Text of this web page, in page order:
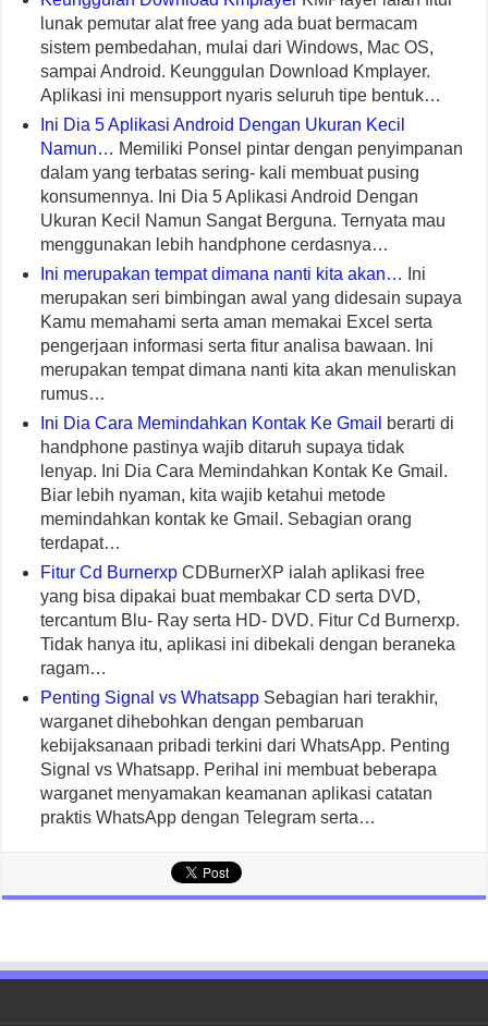
lunak pemutar alat free yang ada buat bermacam
sistem pembedahan, mulai dari Windows, Mac OS,
sampai Android. Keunggulan Download Kmplayer.
Aplikasi ini mensupport nyaris seluruh tipe bentuk…
Ini Dia 5 Aplikasi Android Dengan Ukuran Kecil
Namun… Memiliki Ponsel pintar dengan penyimpanan
dalam yang terbatas sering- kali membuat pusing
konsumennya. Ini Dia 5 Aplikasi Android Dengan
Ukuran Kecil Namun Sangat Berguna. Ternyata mau
menggunakan lebih handphone cerdasnya…
Ini merupakan tempat dimana nanti kita akan…
Ini
merupakan seri bimbingan awal yang didesain supaya
Kamu memahami serta aman memakai Excel serta
pengerjaan informasi serta fitur analisa bawaan. Ini
merupakan tempat dimana nanti kita akan menuliskan
rumus…
Ini Dia Cara Memindahkan Kontak Ke Gmail
berarti di
handphone pastinya wajib ditaruh supaya tidak
lenyap. Ini Dia Cara Memindahkan Kontak Ke Gmail.
Biar lebih nyaman, kita wajib ketahui metode
memindahkan kontak ke Gmail. Sebagian orang
terdapat…
Fitur Cd Burnerxp CDBurnerXP ialah aplikasi free
yang bisa dipakai buat membakar CD serta DVD,
tercantum Blu- Ray serta HD- DVD. Fitur Cd Burnerxp.
Tidak hanya itu, aplikasi ini dibekali dengan beraneka
ragam…
Penting Signal vs Whatsapp Sebagian hari terakhir,
warganet dihebohkan dengan pembaruan
kebijaksanaan pribadi terkini dari WhatsApp. Penting
Signal vs Whatsapp. Perihal ini membuat beberapa
warganet menyamakan keamanan aplikasi catatan
praktis WhatsApp dengan Telegram serta…